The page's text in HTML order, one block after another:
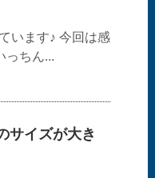
います♪ 今回は感
っちん...
サイズが大き